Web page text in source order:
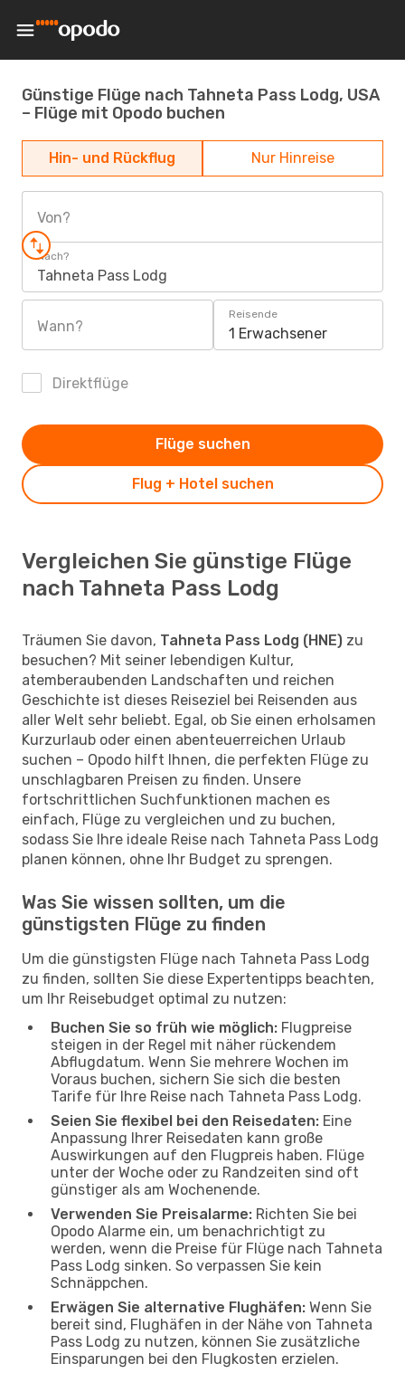
Günstige Flüge nach Tahneta Pass Lodg, USA
– Flüge mit Opodo buchen
Hin- und Rückflug Nur Hinreise
Von?
Nach?
Tahneta Pass Lodg
Wann?
Reisende
1 Erwachsener
Direktflüge
Flug + Hotel suchen
Flüge suchen
Vergleichen Sie günstige Flüge
nach Tahneta Pass Lodg
Träumen Sie davon, Tahneta Pass Lodg (HNE) zu
besuchen? Mit seiner lebendigen Kultur,
atemberaubenden Landschaften und reichen
Geschichte ist dieses Reiseziel bei Reisenden aus
aller Welt sehr beliebt. Egal, ob Sie einen erholsamen
Kurzurlaub oder einen abenteuerreichen Urlaub
suchen – Opodo hilft Ihnen, die perfekten Flüge zu
unschlagbaren Preisen zu finden. Unsere
fortschrittlichen Suchfunktionen machen es
einfach, Flüge zu vergleichen und zu buchen,
sodass Sie Ihre ideale Reise nach Tahneta Pass Lodg
planen können, ohne Ihr Budget zu sprengen.
Was Sie wissen sollten, um die
günstigsten Flüge zu finden
Um die günstigsten Flüge nach Tahneta Pass Lodg
zu finden, sollten Sie diese Expertentipps beachten,
um Ihr Reisebudget optimal zu nutzen:
Buchen Sie so früh wie möglich: Flugpreise
steigen in der Regel mit näher rückendem
Abflugdatum. Wenn Sie mehrere Wochen im
Voraus buchen, sichern Sie sich die besten
Tarife für Ihre Reise nach Tahneta Pass Lodg.
Seien Sie flexibel bei den Reisedaten: Eine
Anpassung Ihrer Reisedaten kann große
Auswirkungen auf den Flugpreis haben. Flüge
unter der Woche oder zu Randzeiten sind oft
günstiger als am Wochenende.
Verwenden Sie Preisalarme: Richten Sie bei
Opodo Alarme ein, um benachrichtigt zu
werden, wenn die Preise für Flüge nach Tahneta
Pass Lodg sinken. So verpassen Sie kein
Schnäppchen.
Erwägen Sie alternative Flughäfen: Wenn Sie
bereit sind, Flughäfen in der Nähe von Tahneta
Pass Lodg zu nutzen, können Sie zusätzliche
Einsparungen bei den Flugkosten erzielen.